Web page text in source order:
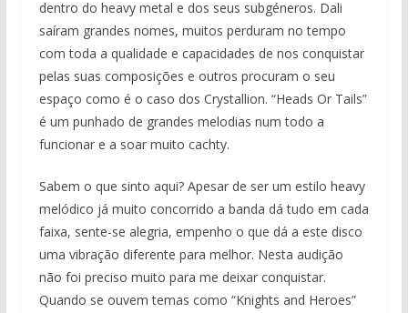
dentro do heavy metal e dos seus subgéneros. Dali
saíram grandes nomes, muitos perduram no tempo
com toda a qualidade e capacidades de nos conquistar
pelas suas composições e outros procuram o seu
espaço como é o caso dos Crystallion. “Heads Or Tails”
é um punhado de grandes melodias num todo a
funcionar e a soar muito cachty.
Sabem o que sinto aqui? Apesar de ser um estilo heavy
melódico já muito concorrido a banda dá tudo em cada
faixa, sente-se alegria, empenho o que dá a este disco
uma vibração diferente para melhor. Nesta audição
não foi preciso muito para me deixar conquistar.
Quando se ouvem temas como “Knights and Heroes”